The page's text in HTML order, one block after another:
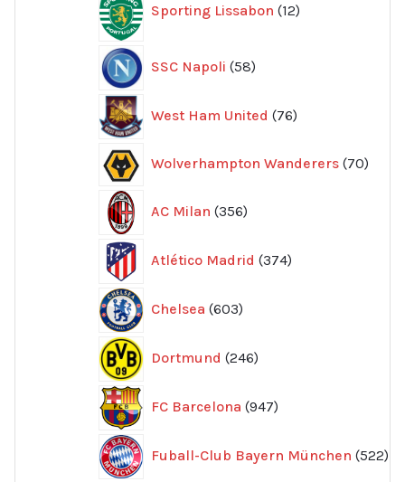
Sporting Lissabon 12produkter
SSC Napoli 58
produkter
West Ham United 76
produkter
Wolverhampton Wanderers 70
AC Milan 356
produkter
Atlético Madrid 374
produkter
Chelsea 603
produkter
Dortmund 246
produkter
FC Barcelona 947
produkter
Fuball-Club Bayern München 522